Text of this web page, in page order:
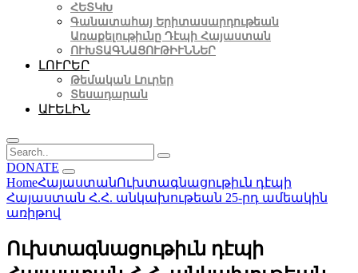
ՀԵՏԿԽ
Գանատահայ Երիտասարդութեան
Առաքելութիւնը Դէպի Հայաստան
ՈՒԽՏԱԳՆԱՑՈՒԹԻՒՆՆԵՐ
ԼՈՒՐԵՐ
Թեմական Լուրեր
Տեսադարան
ԱՒԵԼԻՆ
DONATE
HomeՀայաստանՈւխտագնացութիւն դէպի
Հայաստան Հ.Հ. անկախութեան 25-րդ ամեակին
առիթով
Ուխտագնացութիւն դէպի